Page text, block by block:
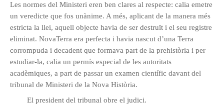
Les normes del Ministeri eren ben clares al respecte: calia emetre
un veredicte que fos unànime. A més, aplicant de la manera més
estricta la llei, aquell objecte havia de ser destruït i el seu registre
eliminat. NovaTerra era perfecta i havia nascut d’una Terra
corrompuda i decadent que formava part de la prehistòria i per
estudiar-la, calia un permís especial de les autoritats
acadèmiques, a part de passar un examen científic davant del
tribunal de Ministeri de la Nova Història.
El president del tribunal obre el judici.